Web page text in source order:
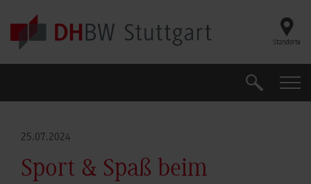
Skip to main content
Standorte
Suche
25.07.2024
Sport & Spaß beim